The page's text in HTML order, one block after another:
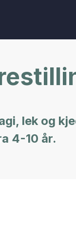
lek og
4-10 år.